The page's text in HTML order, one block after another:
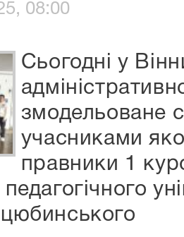
08:00
Сьогодні у
змодельоване
учасниками
правники 1